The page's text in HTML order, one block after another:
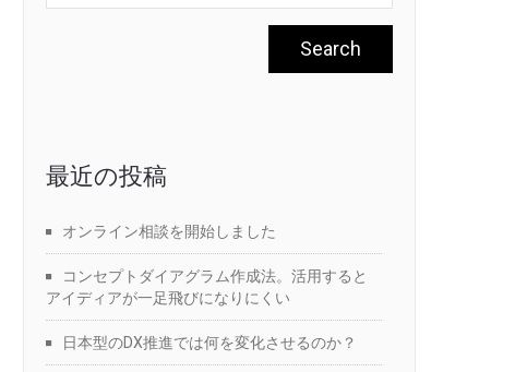
最近の投稿
オンライン相談を開始しました
コンセプトダイアグラム作成法。活用すると
アイディアが一足飛びになりにくい
日本型のDX推進では何を変化させるのか？